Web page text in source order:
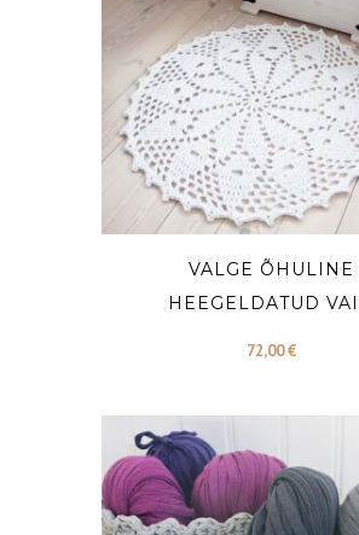
VALGE ÕHULINE
HEEGELDATUD
72,00€